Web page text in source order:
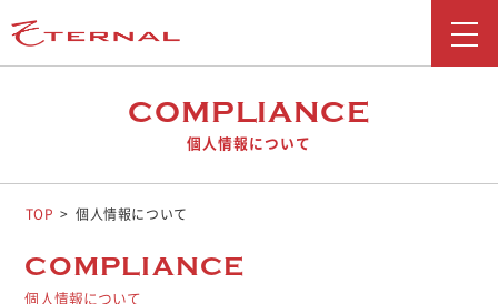
COMPLIANCE
個人情報について
TOP 個人情報について
COMPLIANCE
個人情報について
採用情報